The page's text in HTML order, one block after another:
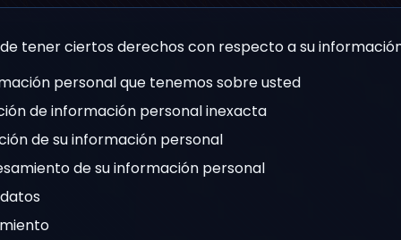
tener ciertos derechos con respecto a su
personal que tenemos sobre usted
de información personal inexacta
de su información personal
de su información personal